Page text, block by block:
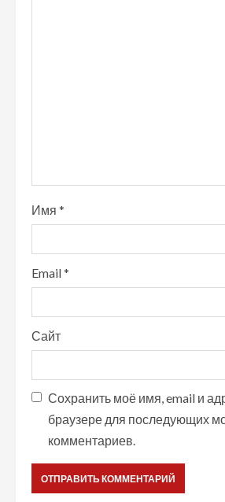
и
е
Имя *
Email*
Сайт
Сохранить моё имя, email и
браузере для последующих
комментариев.